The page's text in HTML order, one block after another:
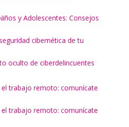
y Adolescentes: Consejos
cibernética de tu
oculto de ciberdelincuentes
trabajo remoto: comunícate
trabajo remoto: comunícate